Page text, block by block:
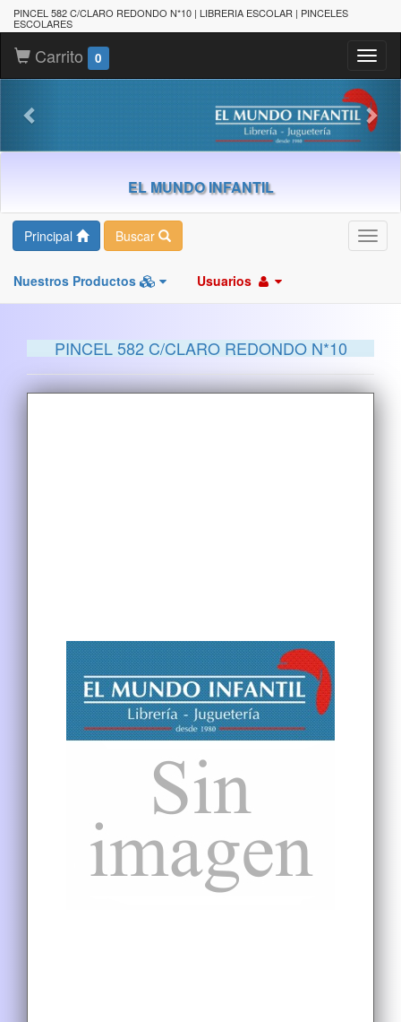
PINCEL 582 C/CLARO REDONDO N*10 | LIBRERIA ESCOLAR | PINCELES
ESCOLARES
Carrito 0
EL MUNDO INFANTIL
Principal Buscar
Nuestros Productos Usuarios
PINCEL 582 C/CLARO REDONDO N*10